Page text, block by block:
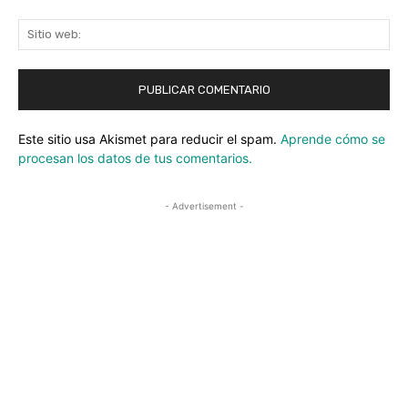
Este sitio usa Akismet para reducir el spam. Aprende cómo se
procesan los datos de tus comentarios.
- Advertisement -